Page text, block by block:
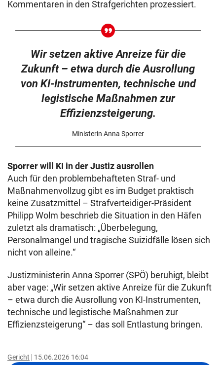
Kommentaren in den Strafgerichten prozessiert.
Wir setzen aktive Anreize für die
Zukunft – etwa durch die Ausrollung
von KI-Instrumenten, technische und
legistische Maßnahmen zur
Effizienzsteigerung.
Ministerin Anna Sporrer
Sporrer will KI in der Justiz ausrollen
Auch für den problembehafteten Straf- und
Maßnahmenvollzug gibt es im Budget praktisch
keine Zusatzmittel – Strafverteidiger-Präsident
Philipp Wolm beschrieb die Situation in den Häfen
zuletzt als dramatisch: „Überbelegung,
Personalmangel und tragische Suizidfälle lösen sich
nicht von alleine.“
Justizministerin Anna Sporrer (SPÖ) beruhigt, bleibt
aber vage: „Wir setzen aktive Anreize für die Zukunft
– etwa durch die Ausrollung von KI-Instrumenten,
technische und legistische Maßnahmen zur
Effizienzsteigerung“ – das soll Entlastung bringen.
Gericht 15.06.2026 16:04